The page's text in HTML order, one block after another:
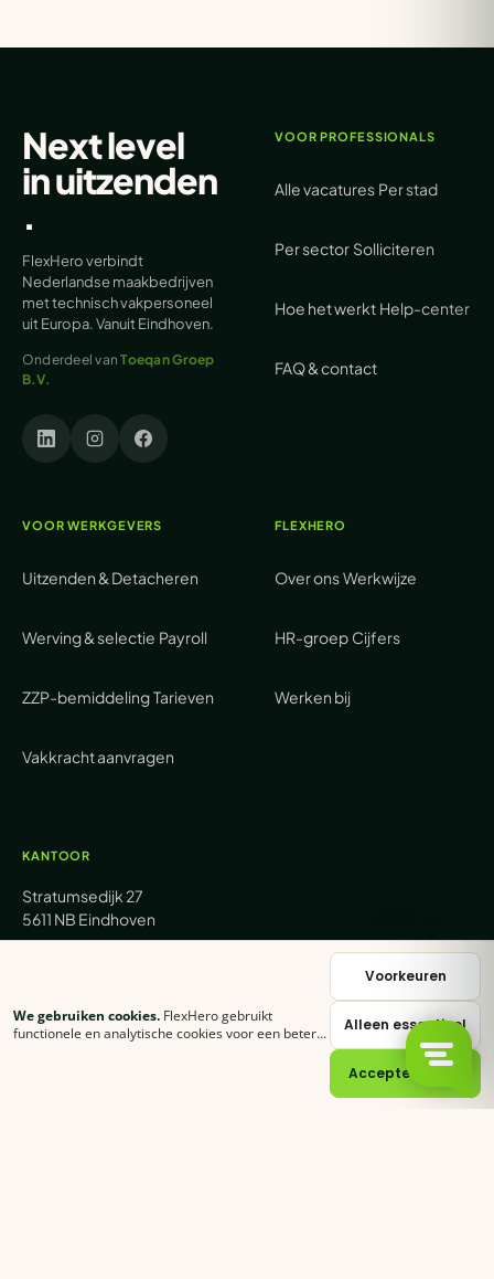
Next level
inuitzenden
.
FlexHero verbindt
Nederlandse maakbedrijven
met technisch vakpersoneel
uit Europa. Vanuit Eindhoven.
Onderdeel vanToeqan Groep
B.V.
VOOR PROFESSIONALS
Alle vacatures Per stad
Per sector Solliciteren
Hoe het werkt Help-center
FAQ & contact
VOOR WERKGEVERS
Uitzenden & Detacheren
Werving & selectie Payroll
ZZP-bemiddelingTarieven
Vakkracht aanvragen
FLEXHERO
Over onsWerkwijze
HR-groep Cijfers
Werken bij
KANTOOR
Stratumsedijk 27
5611 NB Eindhoven
sales@flexhero.com
We gebruiken cookies. FlexHero gebruikt
functionele en analytische cookies voor een betere
Voorkeuren
Alleen essentieel
Accepteer alles